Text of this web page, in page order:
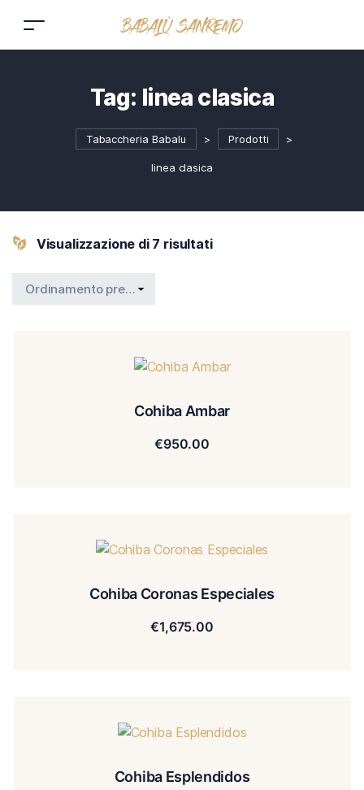
Tag: linea clasica
Tabaccheria Babalu > Prodotti >
linea clasica
Visualizzazione di 7 risultati
Cohiba Ambar
€950.00
Cohiba Coronas Especiales
€1,675.00
Cohiba Esplendidos